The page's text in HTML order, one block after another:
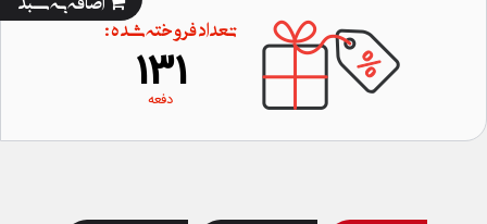
تعداد فروخته شده :
131
دفعه